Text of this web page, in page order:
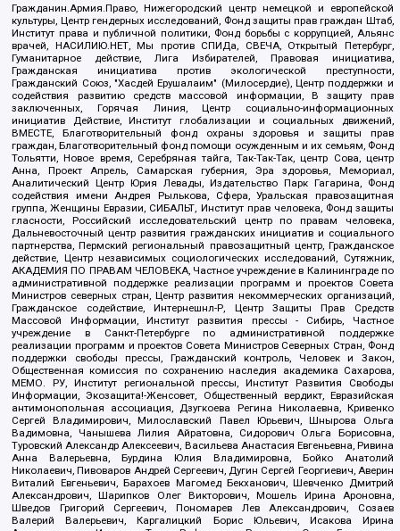
Гражданин.Армия.Право, Нижегородский центр немецкой и европейской
культуры, Центр гендерных исследований, Фонд защиты прав граждан Штаб,
Институт права и публичной политики, Фонд борьбы с коррупцией, Альянс
врачей, НАСИЛИЮ.НЕТ, Мы против СПИДа, СВЕЧА, Открытый Петербург,
Гуманитарное действие, Лига Избирателей, Правовая инициатива,
Гражданская инициатива против экологической преступности,
Гражданский Союз, "Хасдей Ерушалаим" (Милосердие), Центр поддержки и
содействия развитию средств массовой информации, В защиту прав
заключенных, Горячая Линия, Центр социально-информационных
инициатив Действие, Институт глобализации и социальных движений,
ВМЕСТЕ, Благотворительный фонд охраны здоровья и защиты прав
граждан, Благотворительный фонд помощи осужденным и их семьям, Фонд
Тольятти, Новое время, Серебряная тайга, Так-Так-Так, центр Сова, центр
Анна, Проект Апрель, Самарская губерния, Эра здоровья, Мемориал,
Аналитический Центр Юрия Левады, Издательство Парк Гагарина, Фонд
содействия имени Андрея Рылькова, Сфера, Уральская правозащитная
группа, Женщины Евразии, СИБАЛЬТ, Институт прав человека, Фонд защиты
гласности, Российский исследовательский центр по правам человека,
Дальневосточный центр развития гражданских инициатив и социального
партнерства, Пермский региональный правозащитный центр, Гражданское
действие, Центр независимых социологических исследований, Сутяжник,
АКАДЕМИЯ ПО ПРАВАМ ЧЕЛОВЕКА, Частное учреждение в Калининграде по
административной поддержке реализации программ и проектов Совета
Министров северных стран, Центр развития некоммерческих организаций,
Гражданское содействие, Интернешнл-Р, Центр Защиты Прав Средств
Массовой Информации, Институт развития прессы - Сибирь, Частное
учреждение в Санкт-Петербурге по административной поддержке
реализации программ и проектов Совета Министров Северных Стран, Фонд
поддержки свободы прессы, Гражданский контроль, Человек и Закон,
Общественная комиссия по сохранению наследия академика Сахарова,
МЕМО. РУ, Институт региональной прессы, Институт Развития Свободы
Информации, Экозащита!-Женсовет, Общественный вердикт, Евразийская
антимонопольная ассоциация, Дзугкоева Регина Николаевна, Кривенко
Сергей Владимирович, Милославский Павел Юрьевич, Шнырова Ольга
Вадимовна, Чанышева Лилия Айратовна, Сидорович Ольга Борисовна,
Туровский Александр Алексеевич, Васильева Анастасия Евгеньевна, Ривина
Анна Валерьевна, Бурдина Юлия Владимировна, Бойко Анатолий
Николаевич, Пивоваров Андрей Сергеевич, Дугин Сергей Георгиевич, Аверин
Виталий Евгеньевич, Барахоев Магомед Бекханович, Шевченко Дмитрий
Александрович, Шарипков Олег Викторович, Мошель Ирина Ароновна,
Шведов Григорий Сергеевич, Пономарев Лев Александрович, Созаев
Валерий Валерьевич, Каргалицкий Борис Юльевич, Исакова Ирина